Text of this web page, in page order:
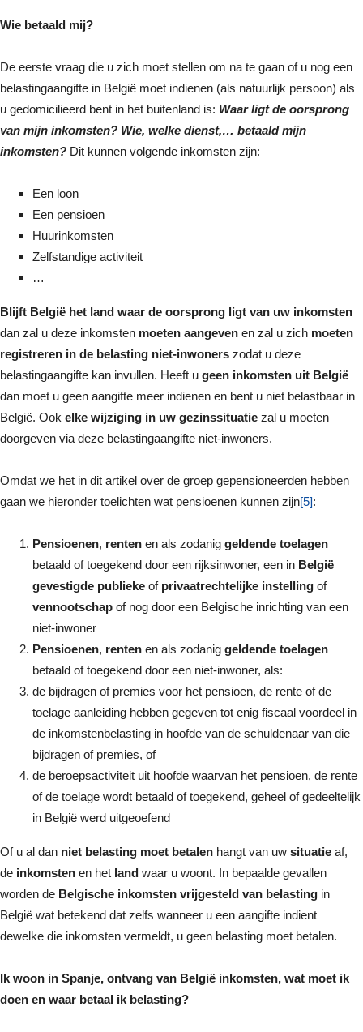
Wie betaald mij?
De eerste vraag die u zich moet stellen om na te gaan of u nog een
belastingaangifte in België moet indienen (als natuurlijk persoon) als
u gedomicilieerd bent in het buitenland is: Waar ligt de oorsprong
van mijn inkomsten? Wie, welke dienst,… betaald mijn
inkomsten? Dit kunnen volgende inkomsten zijn:
Een loon
Een pensioen
Huurinkomsten
Zelfstandige activiteit
…
Blijft België het land waar de oorsprong ligt van uw inkomsten
dan zal u deze inkomsten moeten aangeven en zal u zich moeten
registreren in de belasting niet-inwoners zodat u deze
belastingaangifte kan invullen. Heeft u geen inkomsten uit België
dan moet u geen aangifte meer indienen en bent u niet belastbaar in
België. Ook elke wijziging in uw gezinssituatie zal u moeten
doorgeven via deze belastingaangifte niet-inwoners.
Omdat we het in dit artikel over de groep gepensioneerden hebben
gaan we hieronder toelichten wat pensioenen kunnen zijn[5]:
Pensioenen, renten en als zodanig geldende toelagen
betaald of toegekend door een rijksinwoner, een in België
gevestigde publieke of privaatrechtelijke instelling of
vennootschap of nog door een Belgische inrichting van een
niet-inwoner
Pensioenen, renten en als zodanig geldende toelagen
betaald of toegekend door een niet-inwoner, als:
de bijdragen of premies voor het pensioen, de rente of de
toelage aanleiding hebben gegeven tot enig fiscaal voordeel in
de inkomstenbelasting in hoofde van de schuldenaar van die
bijdragen of premies, of
de beroepsactiviteit uit hoofde waarvan het pensioen, de rente
of de toelage wordt betaald of toegekend, geheel of gedeeltelijk
in België werd uitgeoefend
Of u al dan niet belasting moet betalen hangt van uw situatie af,
de inkomsten en het land waar u woont. In bepaalde gevallen
worden de Belgische inkomsten vrijgesteld van belasting in
België wat betekend dat zelfs wanneer u een aangifte indient
dewelke die inkomsten vermeldt, u geen belasting moet betalen.
Ik woon in Spanje, ontvang van België inkomsten, wat moet ik
doen en waar betaal ik belasting?